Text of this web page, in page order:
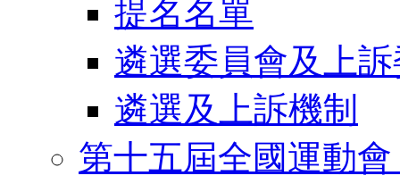
提名名單
遴選委員會及上
遴選及上訴機制
第十五屆全國運動